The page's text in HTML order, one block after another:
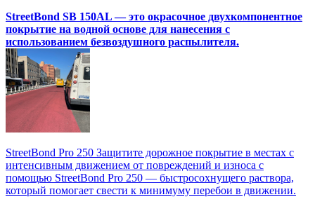
StreetBond SB 150AL — это окрасочное двухкомпонентное
покрытие на водной основе для нанесения с
использованием безвоздушного распылителя.
StreetBond Pro 250 Защитите дорожное покрытие в местах с
интенсивным движением от повреждений и износа с
помощью StreetBond Pro 250 — быстросохнущего раствора,
который помогает свести к минимуму перебои в движении.